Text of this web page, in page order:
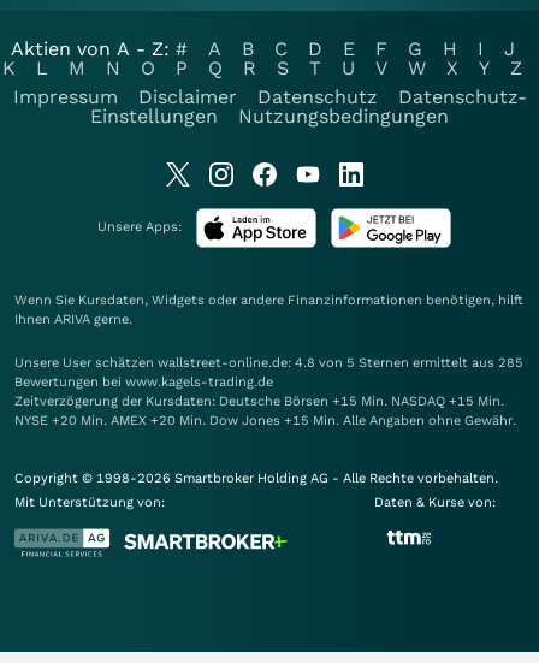
Aktien von A - Z: # A B C D E F G H I
J
K
L M N O P Q R S T U V W X Y
Z
Impressum
Disclaimer Datenschutz
Datenschutz-
Einstellungen
Nutzungsbedingungen
Unsere Apps:
Wenn Sie Kursdaten, Widgets oder andere Finanzinformationen benötigen, hilft
Ihnen ARIVA gerne.
Unsere User schätzen wallstreet-online.de: 4.8 von 5 Sternen ermittelt aus 285
Bewertungen bei www.kagels-trading.de
Zeitverzögerung der Kursdaten: Deutsche Börsen +15 Min. NASDAQ +15 Min.
NYSE +20 Min. AMEX +20 Min. Dow Jones +15 Min. Alle Angaben ohne Gewähr.
Copyright © 1998-2026 Smartbroker Holding AG - Alle Rechte vorbehalten.
Mit Unterstützung von:
Daten & Kurse von: